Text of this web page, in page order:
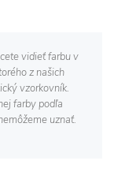
vidieť farbu v
z našich
vzorkovník.
farby podľa
uznať.